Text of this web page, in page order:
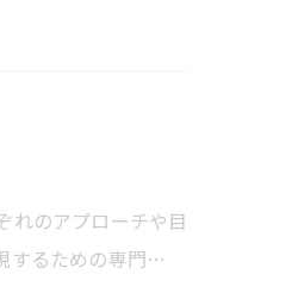
れのアプローチや目
するための専門…